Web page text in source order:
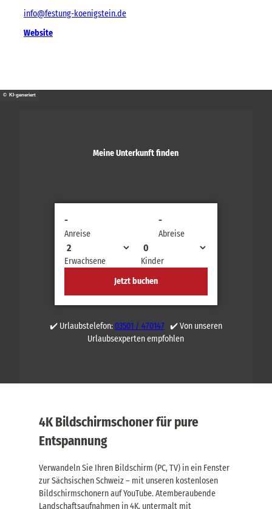
info@festung-koenigstein.de
Website
© KI-generiert
Meine Unterkunft finden
Anreise
-
Abreise
-
Erwachsene
Kinder
Jetzt buchen
✔️ Urlaubstelefon:03501 / 470147✔️ Von unseren
Urlaubsexperten empfohlen
4K Bildschirmschoner für pure
Entspannung
Verwandeln Sie Ihren Bildschirm (PC, TV) in ein Fenster
zur Sächsischen Schweiz – mit unseren kostenlosen
Bildschirmschonern auf YouTube. Atemberaubende
Landschaftsaufnahmen in 4K, untermalt mit